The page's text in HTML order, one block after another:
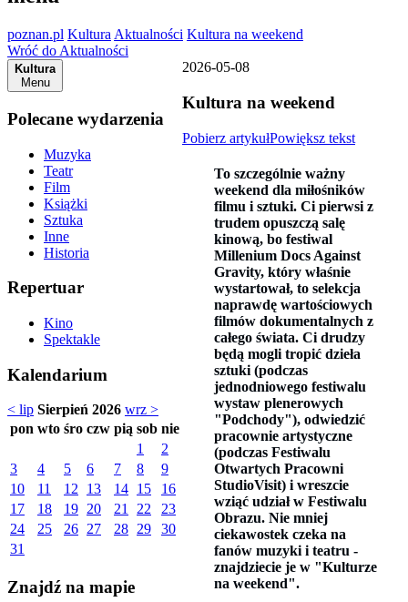
poznan.pl Kultura Aktualności Kultura na weekend
Wróć do Aktualności
Kultura
Menu
Polecane wydarzenia
Muzyka
Teatr
Film
Książki
Sztuka
Inne
Historia
Repertuar
Kino
Spektakle
Kalendarium
< lip Sierpień 2026 wrz >
pon wto śro czw pią sob nie
1
2
3
4 5 6 7 8
9
10
11 12 13 14 15
16
17
18 19 20 21 22
23
24
25 26 27 28 29
30
31
Znajdź na mapie
2026-05-08
Kultura na weekend
Pobierz artykułPowiększ tekst
To szczególnie ważny
weekend dla miłośników
filmu i sztuki. Ci pierwsi z
trudem opuszczą salę
kinową, bo festiwal
Millenium Docs Against
Gravity, który właśnie
wystartował, to selekcja
naprawdę wartościowych
filmów dokumentalnych z
całego świata. Ci drudzy
będą mogli tropić dzieła
sztuki (podczas
jednodniowego festiwalu
wystaw plenerowych
"Podchody"), odwiedzić
pracownie artystyczne
(podczas Festiwalu
Otwartych Pracowni
StudioVisit) i wreszcie
wziąć udział w Festiwalu
Obrazu. Nie mniej
ciekawostek czeka na
fanów muzyki i teatru -
znajdziecie je w "Kulturze
na weekend".